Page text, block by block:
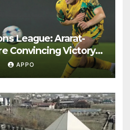
League: Ararat-
Convincing Victory
Rovers 2-0
APPO